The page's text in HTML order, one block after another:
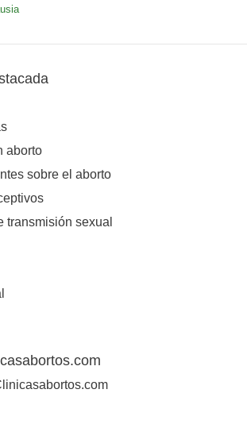
aborto
sobre el aborto
transmisión sexual